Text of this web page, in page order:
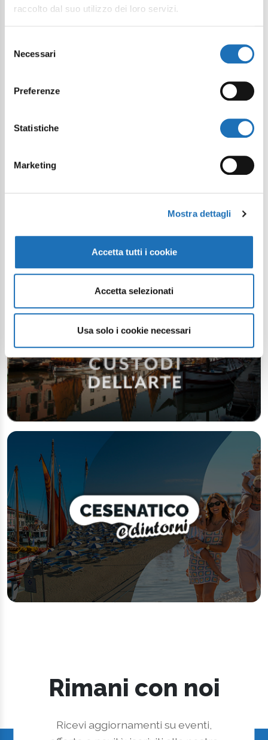
raccolto dal suo utilizzo dei loro servizi.
delNecessari
Preferenze
Statistiche
Marketing
Mostra dettagli
Accetta tutti i cookie
Accetta selezionati
Usa solo i cookie necessari
Rimani con noi
Ricevi aggiornamenti su eventi,